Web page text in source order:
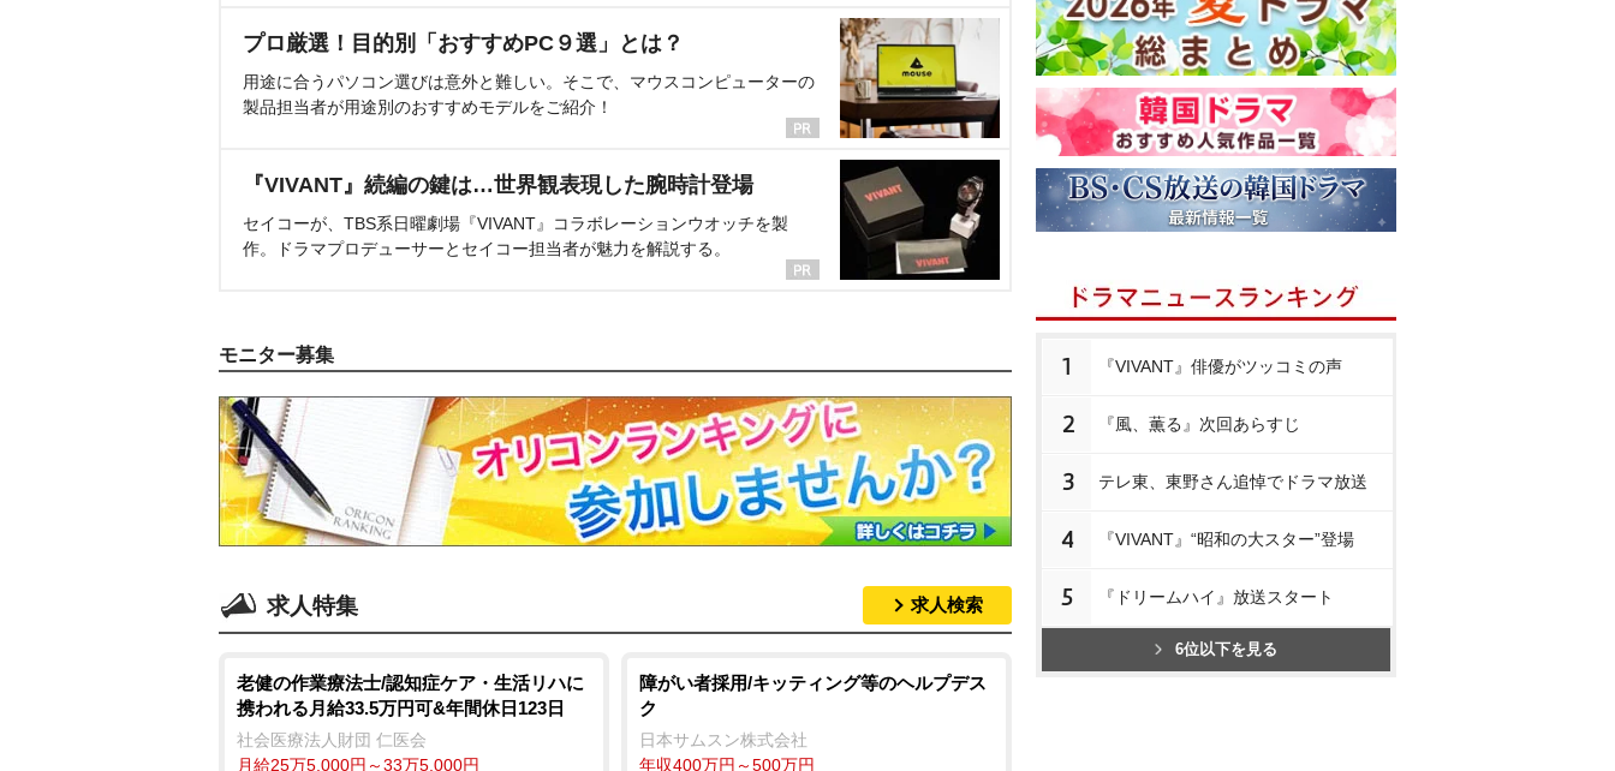
プロ厳選！目的別「おすすめPC９選」とは？
用途に合うパソコン選びは意外と難しい。そこで、マウスコンピューターの
製品担当者が用途別のおすすめモデルをご紹介！
『VIVANT』続編の鍵は…世界観表現した腕時計登場
セイコーが、TBS系日曜劇場『VIVANT』コラボレーションウオッチを製
作。ドラマプロデューサーとセイコー担当者が魅力を解説する。
モニター募集
求人特集 求人検索
老健の作業療法士/認知症ケア・生活リハに
携われる月給33.5万円可&年間休日123日
社会医療法人財団 仁医会
月給25万5,000円～33万5,000円
障がい者採用/キッティング等のヘルプデス
ク
日本サムスン株式会社
年収400万円～500万円
1 『VIVANT』俳優がツッコミの声
2 『風、薫る』次回あらすじ
3 テレ東、東野さん追悼でドラマ放送
4 『VIVANT』“昭和の大スター”登場
5 『ドリームハイ』放送スタート
6位以下を見る